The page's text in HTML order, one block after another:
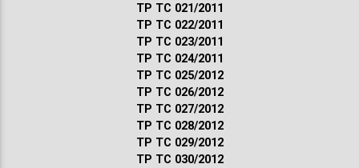
ТР ТС 021/2011
ТР ТС 022/2011
ТР ТС 023/2011
ТР ТС 024/2011
ТР ТС 025/2012
ТР ТС 026/2012
ТР ТС 027/2012
ТР ТС 028/2012
ТР ТС 029/2012
ТР ТС 030/2012